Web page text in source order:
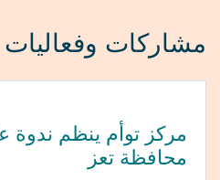
مشاركات وفعاليات
مركز توأم ينظم
محافظة تعز